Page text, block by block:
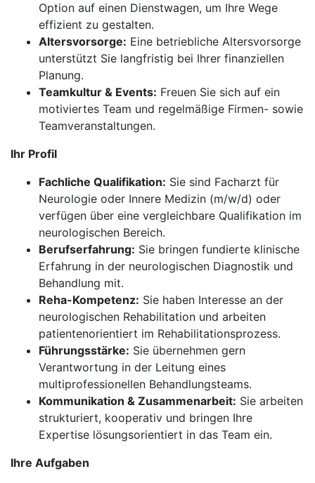
Option auf einen Dienstwagen, um Ihre Wege
effizient zu gestalten.
Altersvorsorge: Eine betriebliche Altersvorsorge
unterstützt Sie langfristig bei Ihrer finanziellen
Planung.
Teamkultur & Events: Freuen Sie sich auf ein
motiviertes Team und regelmäßige Firmen- sowie
Teamveranstaltungen.
Ihr Profil
Fachliche Qualifikation: Sie sind Facharzt für
Neurologie oder Innere Medizin (m/w/d) oder
verfügen über eine vergleichbare Qualifikation im
neurologischen Bereich.
Berufserfahrung: Sie bringen fundierte klinische
Erfahrung in der neurologischen Diagnostik und
Behandlung mit.
Reha-Kompetenz: Sie haben Interesse an der
neurologischen Rehabilitation und arbeiten
patientenorientiert im Rehabilitationsprozess.
Führungsstärke: Sie übernehmen gern
Verantwortung in der Leitung eines
multiprofessionellen Behandlungsteams.
Kommunikation & Zusammenarbeit: Sie arbeiten
strukturiert, kooperativ und bringen Ihre
Expertise lösungsorientiert in das Team ein.
Ihre Aufgaben